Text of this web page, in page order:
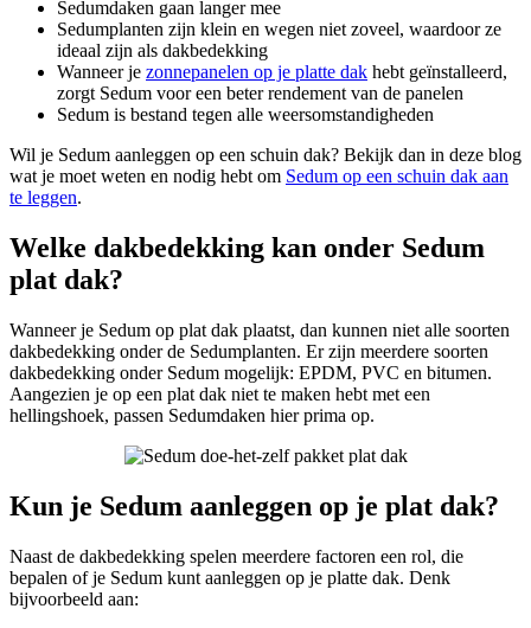
Sedumdaken gaan langer mee
Sedumplanten zijn klein en wegen niet zoveel, waardoor ze
ideaal zijn als dakbedekking
Wanneer je zonnepanelen op je platte dak hebt geïnstalleerd,
zorgt Sedum voor een beter rendement van de panelen
Sedum is bestand tegen alle weersomstandigheden
Wil je Sedum aanleggen op een schuin dak? Bekijk dan in deze blog
wat je moet weten en nodig hebt om Sedum op een schuin dak aan
te leggen.
Welke dakbedekking kan onder Sedum
plat dak?
Wanneer je Sedum op plat dak plaatst, dan kunnen niet alle soorten
dakbedekking onder de Sedumplanten. Er zijn meerdere soorten
dakbedekking onder Sedum mogelijk: EPDM, PVC en bitumen.
Aangezien je op een plat dak niet te maken hebt met een
hellingshoek, passen Sedumdaken hier prima op.
Kun je Sedum aanleggen op je plat dak?
Naast de dakbedekking spelen meerdere factoren een rol, die
bepalen of je Sedum kunt aanleggen op je platte dak. Denk
bijvoorbeeld aan: